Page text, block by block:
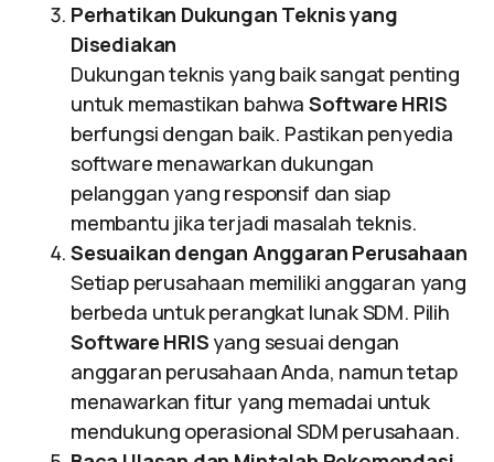
Perhatikan Dukungan Teknis yang
Disediakan
Dukungan teknis yang baik sangat penting
untuk memastikan bahwa Software HRIS
berfungsi dengan baik. Pastikan penyedia
software menawarkan dukungan
pelanggan yang responsif dan siap
membantu jika terjadi masalah teknis.
Sesuaikan dengan Anggaran Perusahaan
Setiap perusahaan memiliki anggaran yang
berbeda untuk perangkat lunak SDM. Pilih
Software HRIS yang sesuai dengan
anggaran perusahaan Anda, namun tetap
menawarkan fitur yang memadai untuk
mendukung operasional SDM perusahaan.